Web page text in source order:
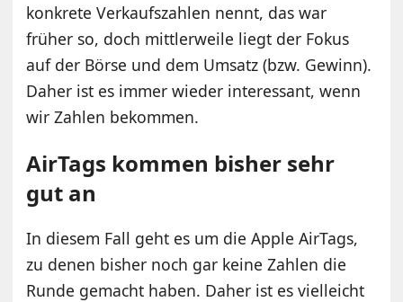
konkrete Verkaufszahlen nennt, das war
früher so, doch mittlerweile liegt der Fokus
auf der Börse und dem Umsatz (bzw. Gewinn).
Daher ist es immer wieder interessant, wenn
wir Zahlen bekommen.
AirTags kommen bisher sehr
gut an
In diesem Fall geht es um die Apple AirTags,
zu denen bisher noch gar keine Zahlen die
Runde gemacht haben. Daher ist es vielleicht